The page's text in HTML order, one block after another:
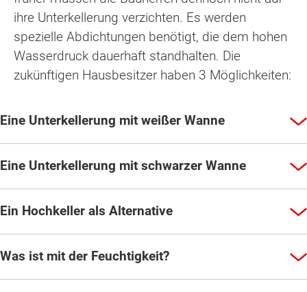
ihre Unterkellerung verzichten. Es werden
spezielle Abdichtungen benötigt, die dem hohen
Wasserdruck dauerhaft standhalten. Die
zukünftigen Hausbesitzer haben 3 Möglichkeiten:
Eine Unterkellerung mit weißer Wanne
Eine Unterkellerung mit schwarzer Wanne
Ein Hochkeller als Alternative
Was ist mit der Feuchtigkeit?